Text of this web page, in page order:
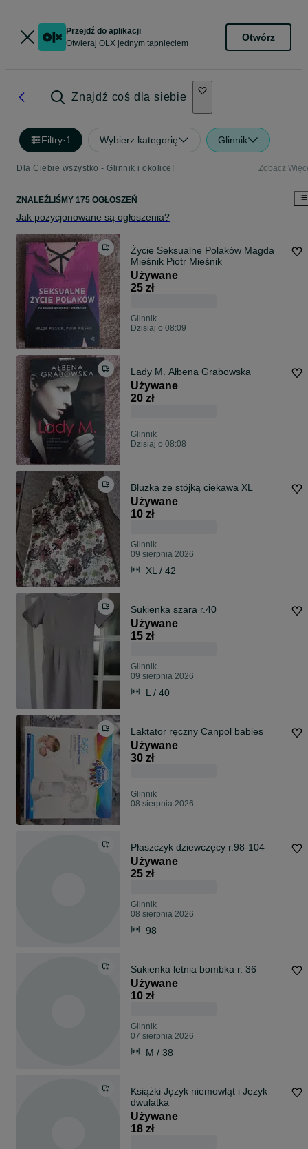
Przejdź do aplikacji
Otwieraj OLX jednym tapnięciem
Otwórz
Znajdź coś dla siebie
Filtry·1 Wybierz kategorię Glinnik
Dla Ciebie wszystko - Glinnik i okolice! Zobacz
ZNALEŹLIŚMY 175 OGŁOSZEŃ
Jak pozycjonowane są ogłoszenia?
Życie Seksualne Polaków Magda
Mieśnik Piotr Mieśnik
Używane
25 zł
Glinnik
Dzisiaj o 08:09
Lady M. Ałbena Grabowska
Używane
20 zł
Glinnik
Dzisiaj o 08:08
Bluzka ze stójką ciekawa XL
Używane
10 zł
Glinnik
09 sierpnia 2026
XL / 42
Sukienka szara r.40
Używane
15 zł
Glinnik
09 sierpnia 2026
L / 40
Laktator ręczny Canpol babies
Używane
30 zł
Glinnik
08 sierpnia 2026
Płaszczyk dziewczęcy r.98-104
Używane
25 zł
Glinnik
08 sierpnia 2026
98
Sukienka letnia bombka r. 36
Używane
10 zł
Glinnik
07 sierpnia 2026
M / 38
Książki Język niemowląt i Język
dwulatka
Używane
18 zł